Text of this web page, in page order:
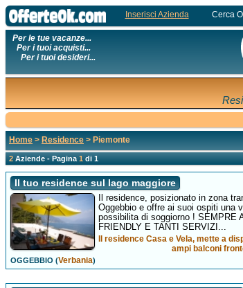
Inserisci Azienda Cerca
Per le tue vacanze...
Per i tuoi acquisti...
Per i tuoi desideri...
Home > Residence > Piemonte
2Aziende - Pagina1di 1
Il tuo residence sul lago maggiore
Il residence, posizionato in zona
Oggebbio e offre ai suoi ospiti una
possibilita di soggiorno ! SEMPRE
FRIENDLY E TANTI SERVIZI...
Il residence Casa e Vela, mette a
ampi balconi
OGGEBBIO (Verbania)